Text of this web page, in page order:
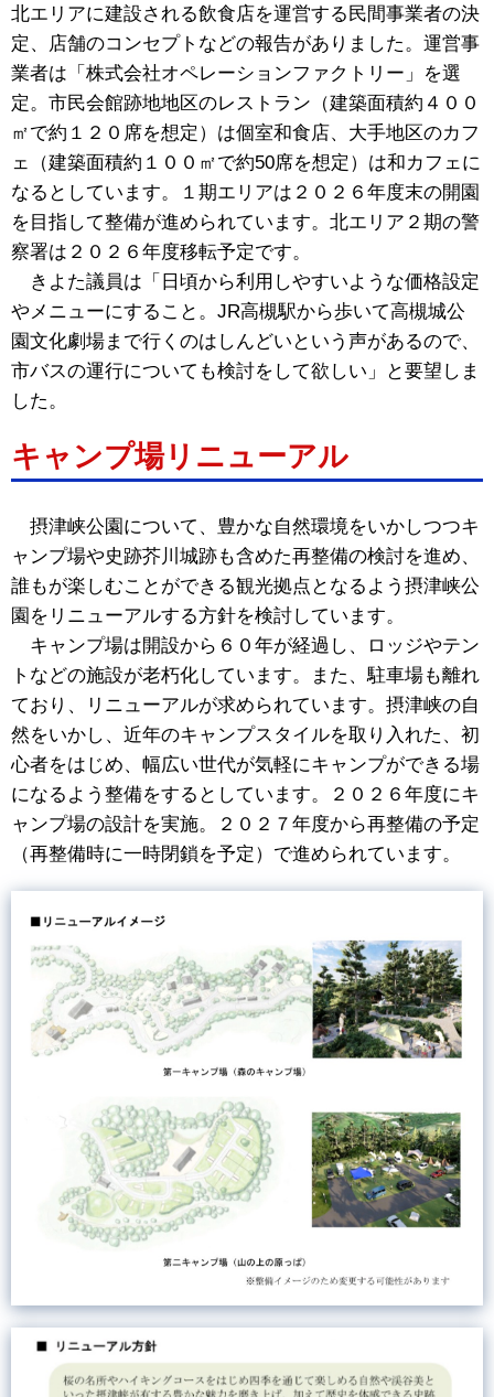
北エリアに建設される飲食店を運営する民間事業者の決
定、店舗のコンセプトなどの報告がありました。運営事
業者は「株式会社オペレーションファクトリー」を選
定。市民会館跡地地区のレストラン（建築面積約４００
㎡で約１２０席を想定）は個室和食店、大手地区のカフ
ェ（建築面積約１００㎡で約50席を想定）は和カフェに
なるとしています。１期エリアは２０２６年度末の開園
を目指して整備が進められています。北エリア２期の警
察署は２０２６年度移転予定です。
きよた議員は「日頃から利用しやすいような価格設定
やメニューにすること。JR高槻駅から歩いて高槻城公
園文化劇場まで行くのはしんどいという声があるので、
市バスの運行についても検討をして欲しい」と要望しま
した。
キャンプ場リニューアル
摂津峡公園について、豊かな自然環境をいかしつつキ
ャンプ場や史跡芥川城跡も含めた再整備の検討を進め、
誰もが楽しむことができる観光拠点となるよう摂津峡公
園をリニューアルする方針を検討しています。
キャンプ場は開設から６０年が経過し、ロッジやテン
トなどの施設が老朽化しています。また、駐車場も離れ
ており、リニューアルが求められています。摂津峡の自
然をいかし、近年のキャンプスタイルを取り入れた、初
心者をはじめ、幅広い世代が気軽にキャンプができる場
になるよう整備をするとしています。２０２６年度にキ
ャンプ場の設計を実施。２０２７年度から再整備の予定
（再整備時に一時閉鎖を予定）で進められています。